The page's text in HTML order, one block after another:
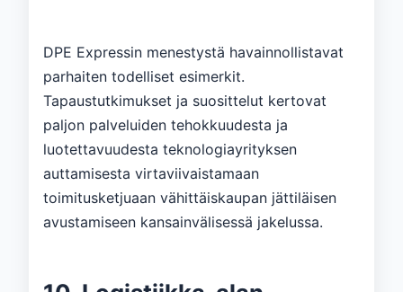
DPE Expressin menestystä havainnollistavat
parhaiten todelliset esimerkit.
Tapaustutkimukset ja suosittelut kertovat
paljon palveluiden tehokkuudesta ja
luotettavuudesta teknologiayrityksen
auttamisesta virtaviivaistamaan
toimitusketjuaan vähittäiskaupan jättiläisen
avustamiseen kansainvälisessä jakelussa.